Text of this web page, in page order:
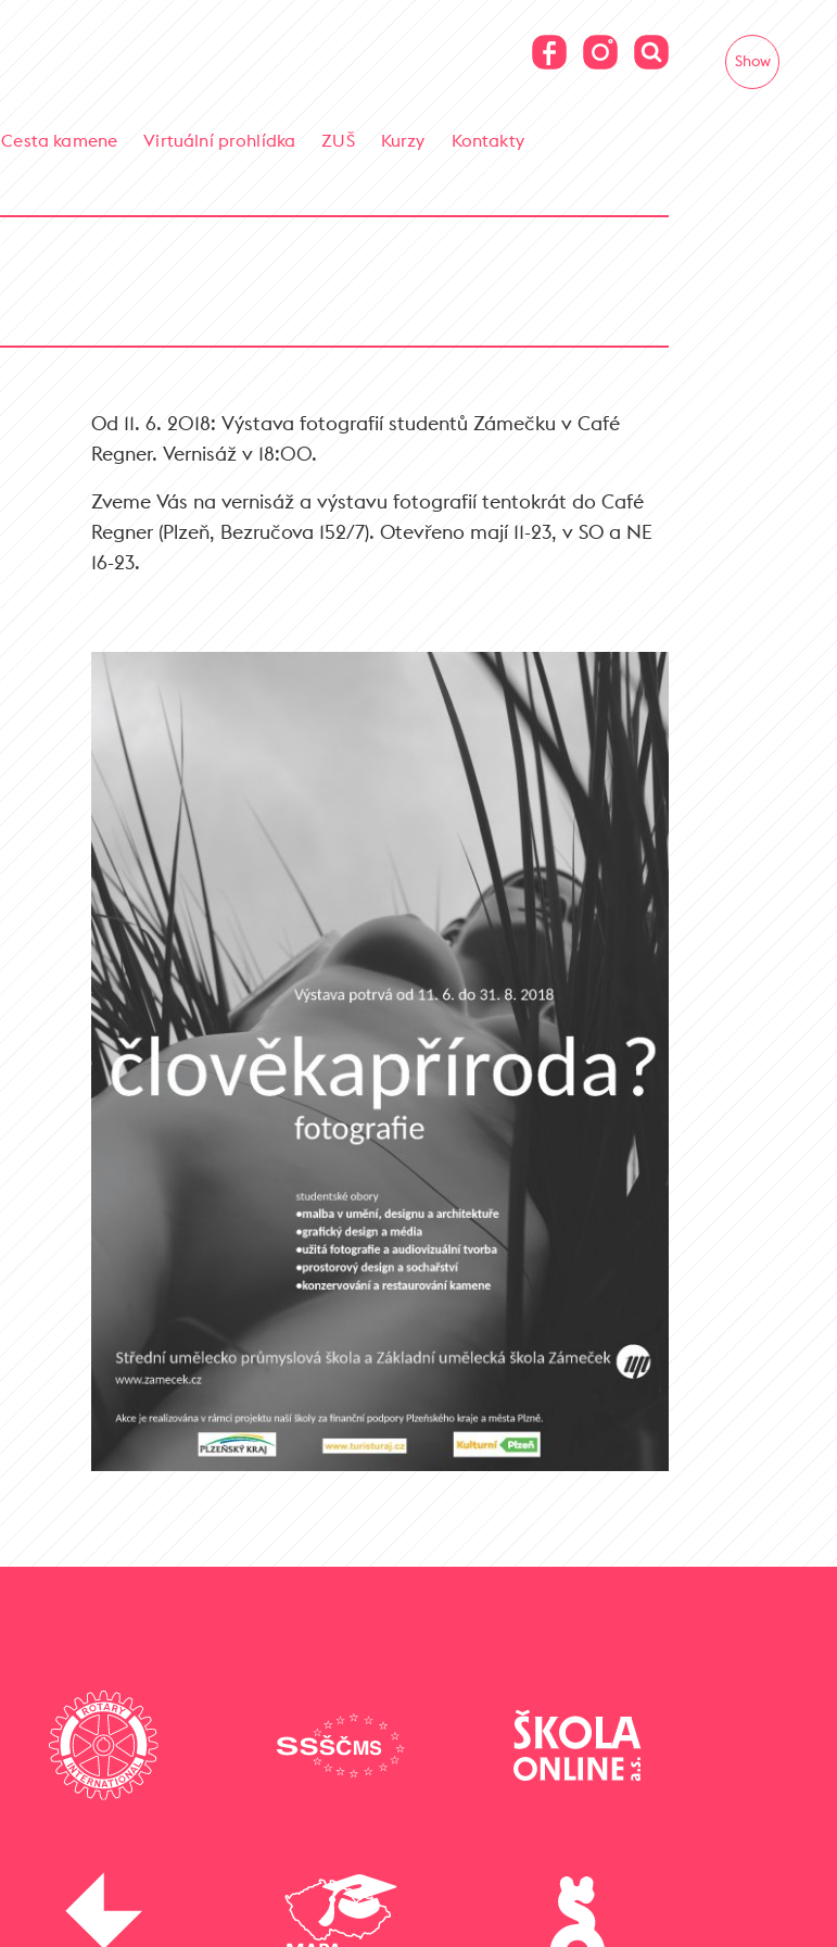
Cesta kamene Virtuální prohlídka ZUŠ Kurzy Kontakty
Od 11. 6. 2018: Výstava fotografií studentů Zámečku v Café
Regner. Vernisáž v 18:00.
Zveme Vás na vernisáž a výstavu fotografií tentokrát do Café
Regner (Plzeň, Bezručova 152/7). Otevřeno mají 11-23, v SO a NE
16-23.
Show